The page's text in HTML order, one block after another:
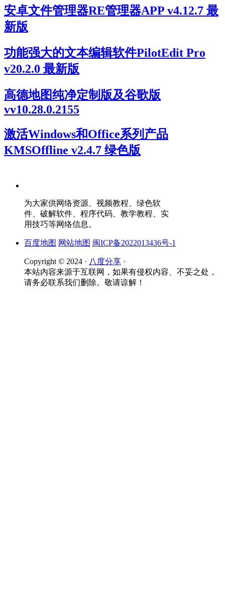
安卓文件管理器RE管理器APP v4.12.7 最
新版
功能强大的文本编辑软件PilotEdit Pro
v20.2.0 最新版
高德地图纯净定制版及谷歌版
vv10.28.0.2155
激活Windows和Office系列产品
KMSOffline v2.4.7 绿色版
为大家供网络资源、视频教程、绿色软
件、破解软件、程序代码、教学教程、实
用技巧等网络信息。
百度地图 网站地图 闽ICP备2022013436号-1
Copyright © 2024 · 八度分享 ·
本站内容来源于互联网，如果有侵权内容、不妥之处，
请务必联系我们删除。敬请谅解！